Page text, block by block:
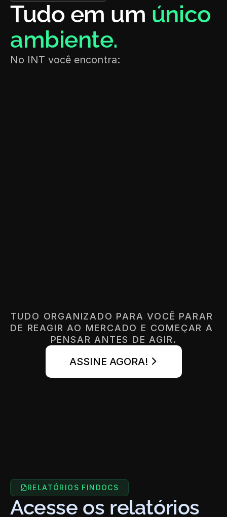
Tudo em um único
ambiente.
No INT você encontra:
TUDO ORGANIZADO PARA VOCÊ PARAR
DE REAGIR AO MERCADO E COMEÇAR A
PENSAR ANTES DE AGIR.
ASSINE AGORA!
RELATÓRIOS FINDOCS